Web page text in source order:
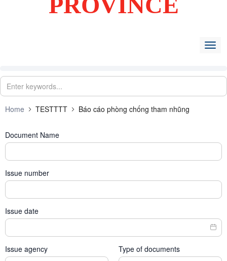
TIN TỨC
Home TESTTTT Báo cáo phòng chống tham nhũng
Document Name
Issue number
Issue date
Issue agency Type of documents